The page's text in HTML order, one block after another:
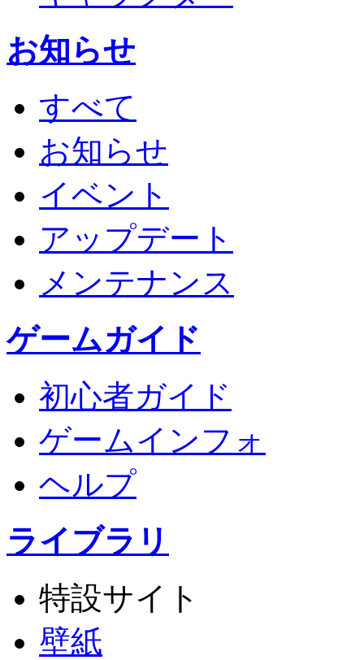
お知らせ
すべて
お知らせ
イベント
アップデート
メンテナンス
ゲームガイド
初心者ガイド
ゲームインフォ
ヘルプ
ライブラリ
特設サイト
壁紙